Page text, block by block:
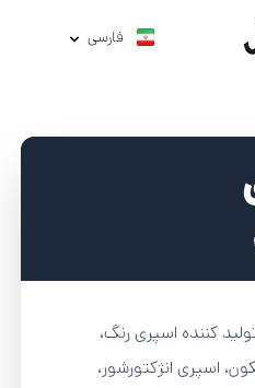
فارسی
کننده اسپری رنگ،
اسپری انژکتورشور،